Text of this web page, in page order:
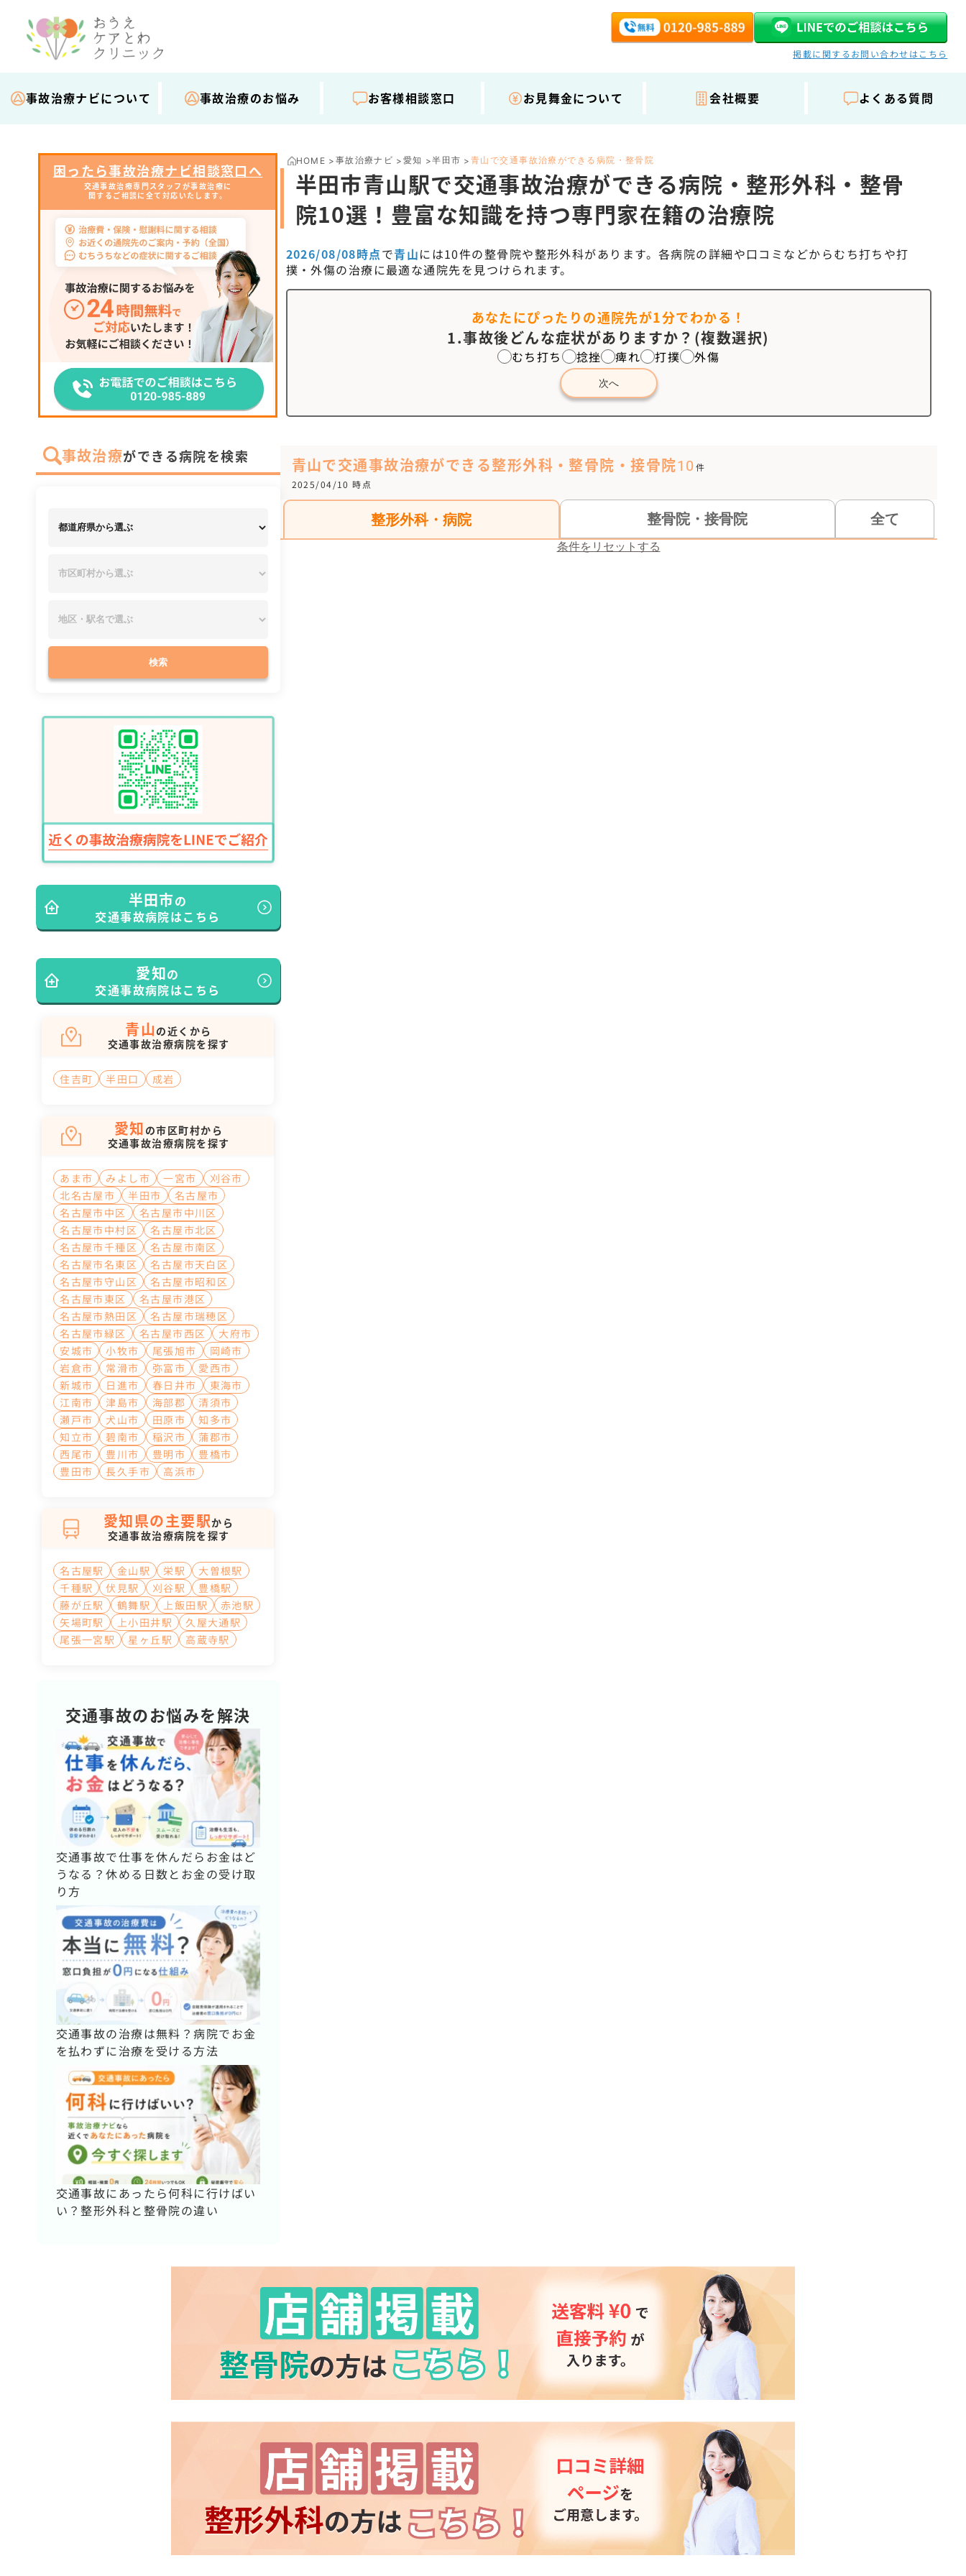
掲載に関するお問い合わせはこちら
事故治療ナビについて 事故治療のお悩み お客様相談窓口 お見舞金について 会社概要 よくある質問
HOME > 事故治療ナビ > 愛知 >半田市 > 青山で交通事故治療ができる病院・整骨院
半田市青山駅で交通事故治療ができる病院・整形外科・整骨
院10選！豊富な知識を持つ専門家在籍の治療院
2026/08/08時点で青山には10件の整骨院や整形外科があります。各病院の詳細や口コミなどからむち打ちや打
撲・外傷の治療に最適な通院先を見つけられます。
あなたにぴったりの通院先が1分でわかる！
1.事故後どんな症状がありますか？(複数選択)
むち打ち 捻挫 痺れ 打撲 外傷
次へ
青山で交通事故治療ができる整形外科・整骨院・接骨院10 件
2025/04/10 時点
整形外科・病院 整骨院・接骨院 全て
条件をリセットする
困ったら事故治療ナビ相談窓口へ
交通事故治療専門スタッフが事故治療に
関するご相談に全て対応いたします。
事故治療ができる病院を検索
検索
半田市の
交通事故病院はこちら
愛知の
交通事故病院はこちら
青山の近くから
交通事故治療病院を探す
住吉町 半田口 成岩
愛知 の市区町村から
交通事故治療病院を探す
あま市 みよし市 一宮市
刈谷市
北名古屋市
半田市
名古屋市
名古屋市中区
名古屋市中川区
名古屋市中村区
名古屋市北区
名古屋市千種区
名古屋市南区
名古屋市名東区
名古屋市天白区
名古屋市守山区
名古屋市昭和区
名古屋市東区
名古屋市港区
名古屋市熱田区
名古屋市瑞穂区
名古屋市緑区
名古屋市西区
大府市
安城市
小牧市 尾張旭市
岡崎市
岩倉市
常滑市 弥富市
愛西市
新城市
日進市 春日井市
東海市
江南市
津島市 海部郡
清須市
瀬戸市
犬山市 田原市
知多市
知立市
碧南市 稲沢市
蒲郡市
西尾市
豊川市 豊明市
豊橋市
豊田市
長久手市 高浜市
愛知県の主要駅から
交通事故治療病院を探す
名古屋駅 金山駅 栄駅
大曽根駅
千種駅
伏見駅 刈谷駅
豊橋駅
藤が丘駅
鶴舞駅 上飯田駅
赤池駅
矢場町駅
上小田井駅
久屋大通駅
尾張一宮駅
星ヶ丘駅 高蔵寺駅
交通事故のお悩みを解決
交通事故で仕事を休んだらお金はど
うなる？休める日数とお金の受け取
り方
交通事故の治療は無料？病院でお金
を払わずに治療を受ける方法
交通事故にあったら何科に行けばい
い？整形外科と整骨院の違い